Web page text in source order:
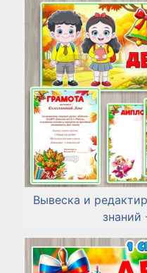
Вывеска и
знаний